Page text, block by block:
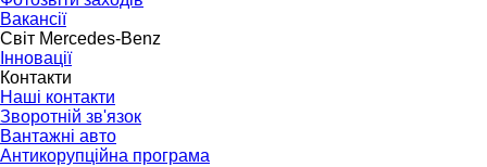
Вакансії
Світ Mercedes-Benz
Інновації
Контакти
Наші контакти
Зворотній зв'язок
Вантажні авто
Антикорупційна програма